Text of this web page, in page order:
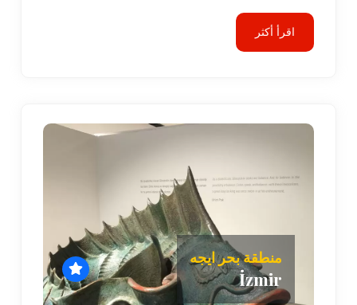
اقرأ أكثر
منطقة بحر ايجه
İzmir